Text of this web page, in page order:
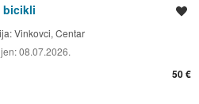
bicikli
Vinkovci, Centar
08.07.2026.
50 €